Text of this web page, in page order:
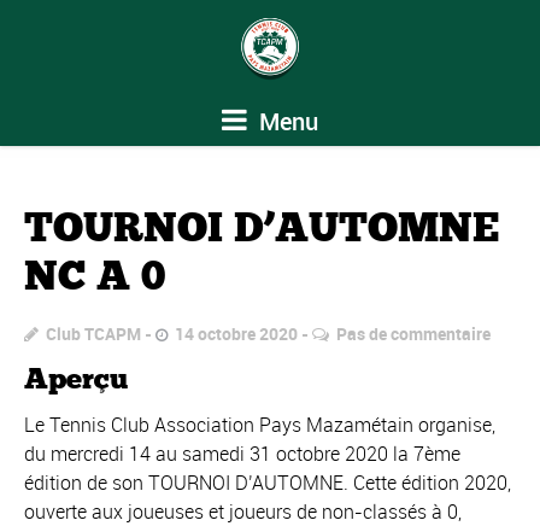
Menu
TOURNOI D’AUTOMNE
NC A 0
Club TCAPM 14 octobre 2020 Pas de commentaire
Aperçu
Le Tennis Club Association Pays Mazamétain organise,
du mercredi 14 au samedi 31 octobre 2020 la 7ème
édition de son TOURNOI D’AUTOMNE. Cette édition 2020,
ouverte aux joueuses et joueurs de non-classés à 0,